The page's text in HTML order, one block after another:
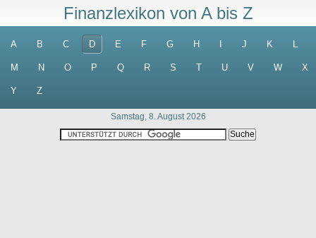
Finanzlexikon von A bis Z
A B C D E F G H J K L
M N O P Q R S T U V W X
Y Z
Samstag, 8. August 2026